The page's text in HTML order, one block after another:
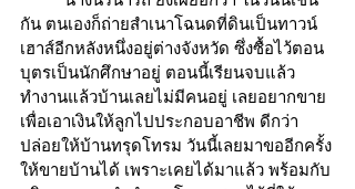
กัน ตนเองก็ถ่ายสำเนาโฉนดที่ดินเป็นทาวน์
เฮาส์อีกหลังหนึ่งอยู่ต่างจังหวัด ซึ่งซื้อไว้ตอน
บุตรเป็นนักศึกษาอยู่ ตอนนี้เรียนจบแล้ว
ทำงานแล้วบ้านเลยไม่มีคนอยู่ เลยอยากขาย
เพื่อเอาเงินให้ลูกไปประกอบอาชีพ ดีกว่า
ปล่อยให้บ้านทรุดโทรม วันนี้เลยมาขออีกครั้ง
ให้ขายบ้านได้ เพราะเคยได้มาแล้ว พร้อมกับ